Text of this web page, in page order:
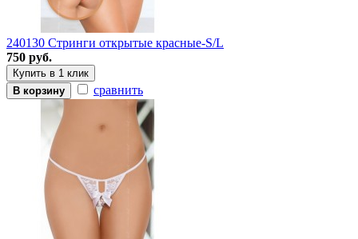
240130 Стринги открытые красные-S/L
750 руб.
Купить в 1 клик
В корзину
сравнить